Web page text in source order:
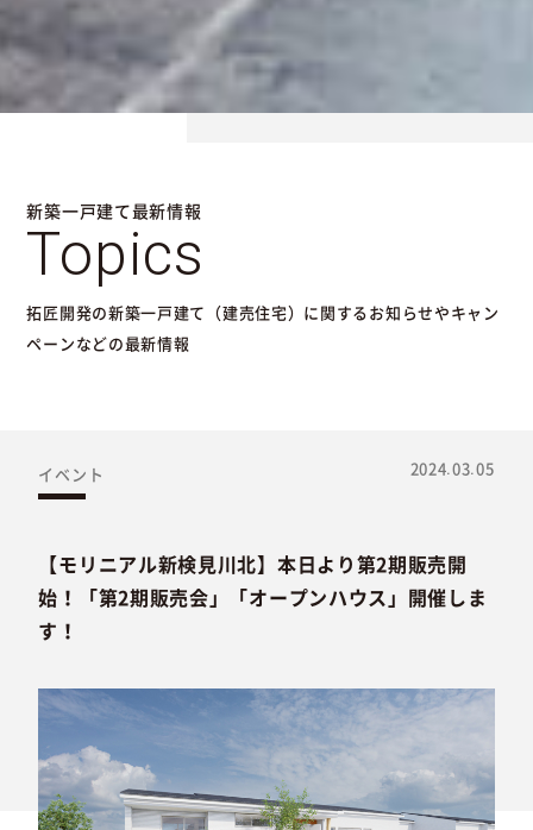
新築一戸建て最新情報
Topics
拓匠開発の新築一戸建て（建売住宅）に関するお知らせやキャン
ペーンなどの最新情報
イベント 2024.03.05
【モリニアル新検見川北】本日より第2期販売開
始！「第2期販売会」「オープンハウス」開催しま
す！